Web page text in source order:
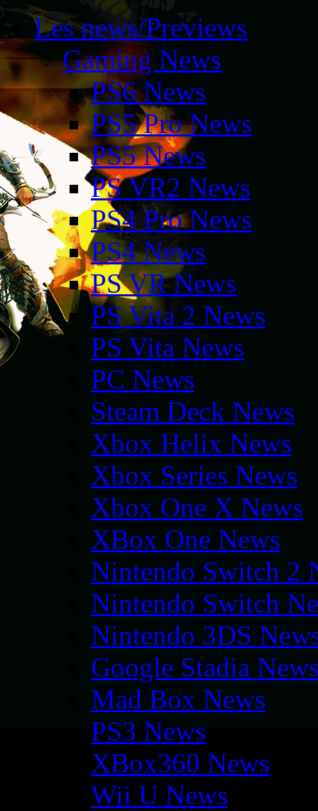
Les news/Previews
Gaming News
PS6 News
PS5 Pro News
PS5 News
PS VR2 News
PS4 Pro News
PS4 News
PS VR News
PS Vita 2 News
PS Vita News
PC News
Steam Deck News
Xbox Helix News
Xbox Series News
Xbox One X News
XBox One News
Nintendo Switch 2
Nintendo Switch
Nintendo 3DS
Google Stadia
Mad Box News
PS3 News
XBox360 News
Wii U News